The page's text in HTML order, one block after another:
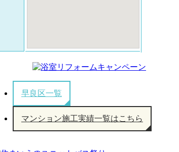
早良区一覧
マンション施工実績一覧はこちら